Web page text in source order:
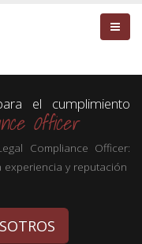
el cumplimiento
Officer
Compliance Officer:
y reputación